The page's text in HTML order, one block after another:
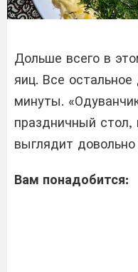
Дольше всего в
яиц. Все
минуты.
праздничный стол,
выглядит
Вам понадобится: